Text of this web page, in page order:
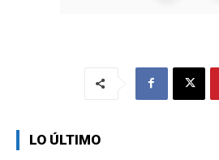
LO ÚLTIMO